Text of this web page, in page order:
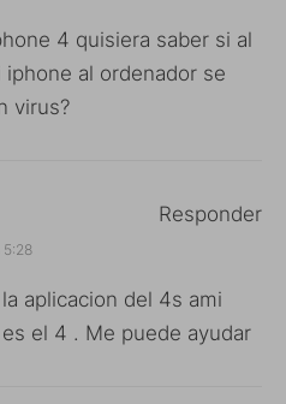
4 quisiera saber si al
al ordenador se
virus?
5:28
aplicacion del 4s ami
el 4 . Me puede ayudar
Responder